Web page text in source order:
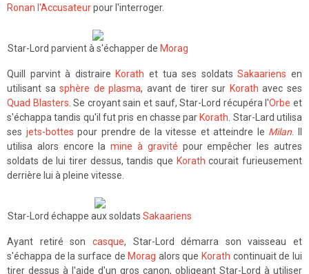
Ronan l'Accusateurpour l'interroger.
Star-Lord parvient à s'échapper de Morag
Quill parvint à distraire Korath et tua ses soldatsSakaariens en
utilisant sasphère de plasma, avant de tirer sur Korath avec ses
Quad Blasters. Se croyant sain et sauf, Star-Lord récupéra l'Orbe et
s'échappa tandis qu'il fut pris en chasse par Korath. Star-Lard utilisa
ses jets-bottes pour prendre de la vitesse et atteindre le Milan. Il
utilisa alors encore lamine à gravité pour empêcher les autres
soldats de lui tirer dessus, tandis que Korath courait furieusement
derrière lui à pleine vitesse.
Star-Lord échappe aux soldats Sakaariens
Ayant retiré son casque, Star-Lord démarra son vaisseau et
s'échappa de la surface de Morag alors que Korath continuait de lui
tirer dessus à l'aide d'un gros canon, obligeant Star-Lord à utiliser